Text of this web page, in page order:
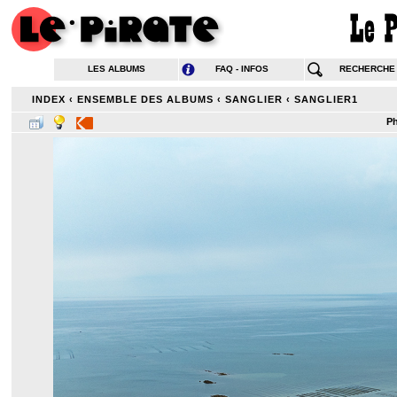
LES ALBUMS FAQ - INFOS RECHERCHE
INDEX ‹ ENSEMBLE DES ALBUMS ‹ SANGLIER ‹ SANGLIER1